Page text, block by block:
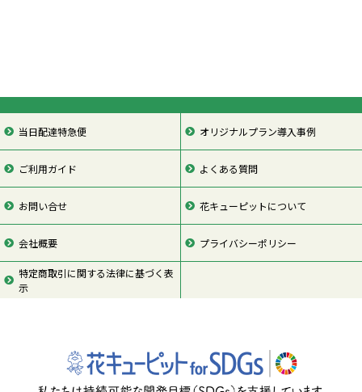
当日配達特急便 オリジナルプラン導入事例
ご利用ガイド よくある質問
お問い合せ 花キューピットについて
会社概要 プライバシーポリシー
特定商取引に関する法律に基づく表
示
ページの先頭